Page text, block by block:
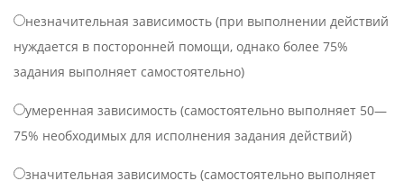
незначительная зависимость (при выполнении действий
нуждается в посторонней помощи, однако более 75%
задания выполняет самостоятельно)
умеренная зависимость (самостоятельно выполняет 50—
75% необходимых для исполнения задания действий)
значительная зависимость (самостоятельно выполняет